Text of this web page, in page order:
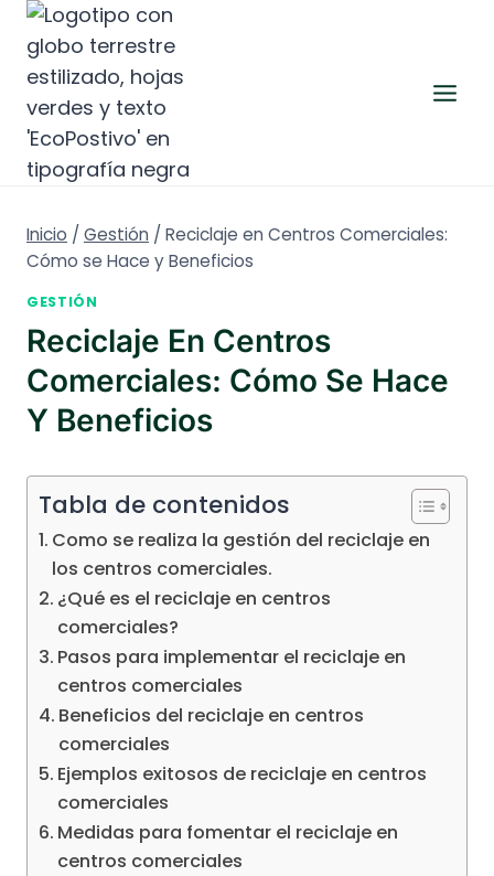
Saltar
contenido
Inicio / Gestión / Reciclaje en Centros Comerciales:
Cómo se Hace y Beneficios
GESTIÓN
Reciclaje En Centros
Comerciales: Cómo Se Hace
Y Beneficios
Tabla de contenidos
Como se realiza la gestión del reciclaje en
los centros comerciales.
¿Qué es el reciclaje en centros
comerciales?
Pasos para implementar el reciclaje en
centros comerciales
Beneficios del reciclaje en centros
comerciales
Ejemplos exitosos de reciclaje en centros
comerciales
Medidas para fomentar el reciclaje en
centros comerciales